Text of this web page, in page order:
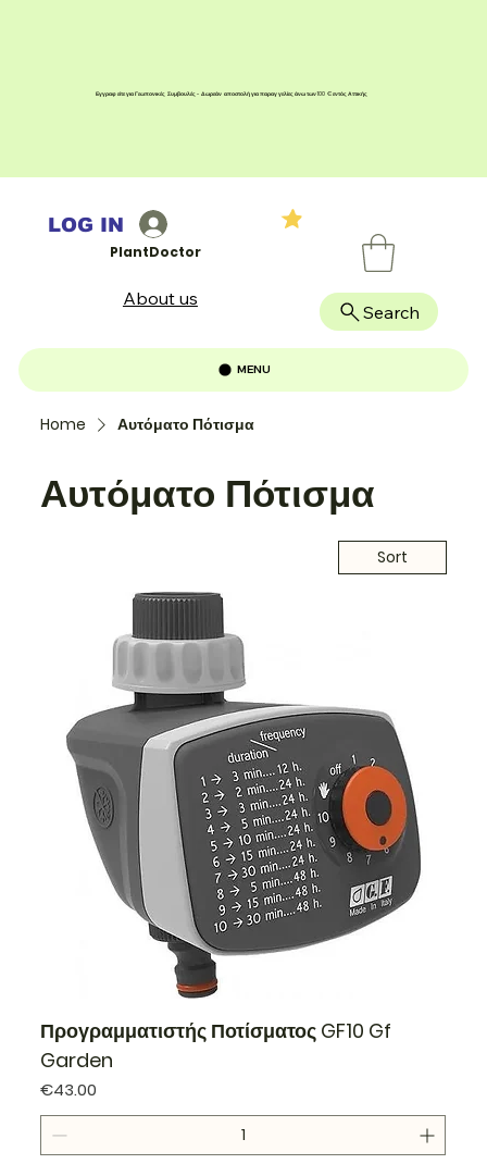
Home Αυτόματο Πότισμα
Αυτόματο Πότισμα
Sort
Προγραμματιστής Ποτίσματος GF10 Gf
Garden
Price
€43.00
Εγγραφείτε για Γεωπονικές Συμβουλές - Δωρεάν αποστολή για παραγγελίες άνω των 100 € εντός Αττικής
PlantDoctor
Search
MENU
LOG IN
About us